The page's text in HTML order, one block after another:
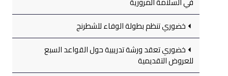
خضوري تنظم بطولة الوفاء للشطرنج
خضوري تعقد ورشة تدريبية حول القواعد السبع
للعروض التقديمية